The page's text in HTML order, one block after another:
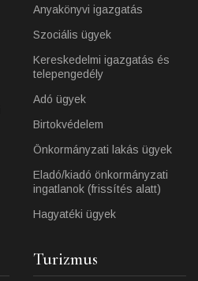
Anyakönyvi igazgatás
Szociális ügyek
Kereskedelmi igazgatás és
telepengedély
Adó ügyek
Birtokvédelem
Önkormányzati lakás ügyek
Eladó/kiadó önkormányzati
ingatlanok (frissítés alatt)
Hagyatéki ügyek
Turizmus